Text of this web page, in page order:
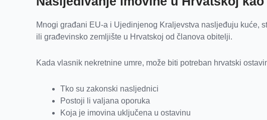
Mnogi građani EU-a i Ujedinjenog Kraljevstva nasljeđuju kuće,
ili građevinsko zemljište u Hrvatskoj od članova obitelji.
Kada vlasnik nekretnine umre, može biti potreban hrvatski
Tko su zakonski nasljednici
Postoji li valjana oporuka
Koja je imovina uključena u ostavinu